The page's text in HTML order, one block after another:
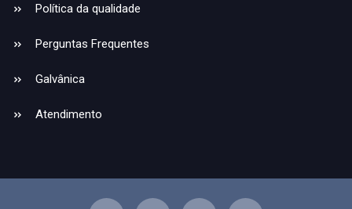
Política da qualidade
Perguntas Frequentes
Galvânica
Atendimento